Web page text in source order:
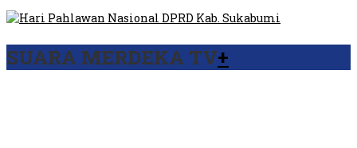
SUARA MERDEKA TV+